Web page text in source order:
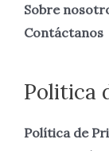
Sobre
Contáctanos
Politica
Política de